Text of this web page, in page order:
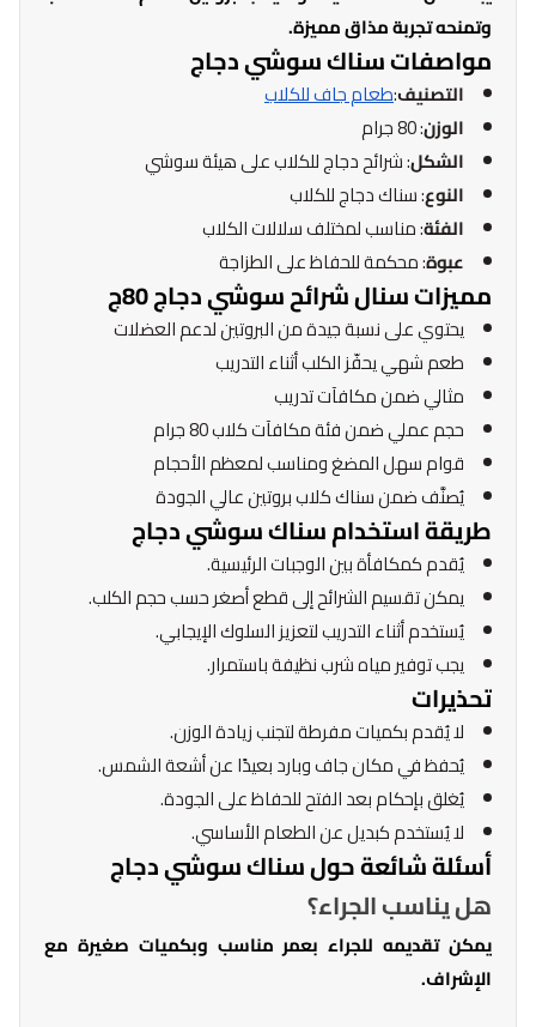
وتمنحه تجربة مذاق مميزة.
مواصفات سناك سوشي دجاج
التصنيف:طعام جاف للكلاب
الوزن: 80 جرام
الشكل: شرائح دجاج للكلاب على هيئة سوشي
النوع: سناك دجاج للكلاب
الفئة: مناسب لمختلف سلالات الكلاب
عبوة: محكمة للحفاظ على الطزاجة
مميزات سنال شرائح سوشي دجاج 80ج
يحتوي على نسبة جيدة من البروتين لدعم العضلات
طعم شهي يحفّز الكلب أثناء التدريب
مثالي ضمن مكافآت تدريب
حجم عملي ضمن فئة مكافآت كلاب 80 جرام
قوام سهل المضغ ومناسب لمعظم الأحجام
يُصنَّف ضمن سناك كلاب بروتين عالي الجودة
طريقة استخدام سناك سوشي دجاج
يُقدم كمكافأة بين الوجبات الرئيسية.
يمكن تقسيم الشرائح إلى قطع أصغر حسب حجم الكلب.
يُستخدم أثناء التدريب لتعزيز السلوك الإيجابي.
يجب توفير مياه شرب نظيفة باستمرار.
تحذيرات
لا يُقدم بكميات مفرطة لتجنب زيادة الوزن.
يُحفظ في مكان جاف وبارد بعيدًا عن أشعة الشمس.
يُغلق بإحكام بعد الفتح للحفاظ على الجودة.
لا يُستخدم كبديل عن الطعام الأساسي.
أسئلة شائعة حول سناك سوشي دجاج
هل يناسب الجراء؟
يمكن تقديمه للجراء بعمر مناسب وبكميات صغيرة مع
الإشراف.